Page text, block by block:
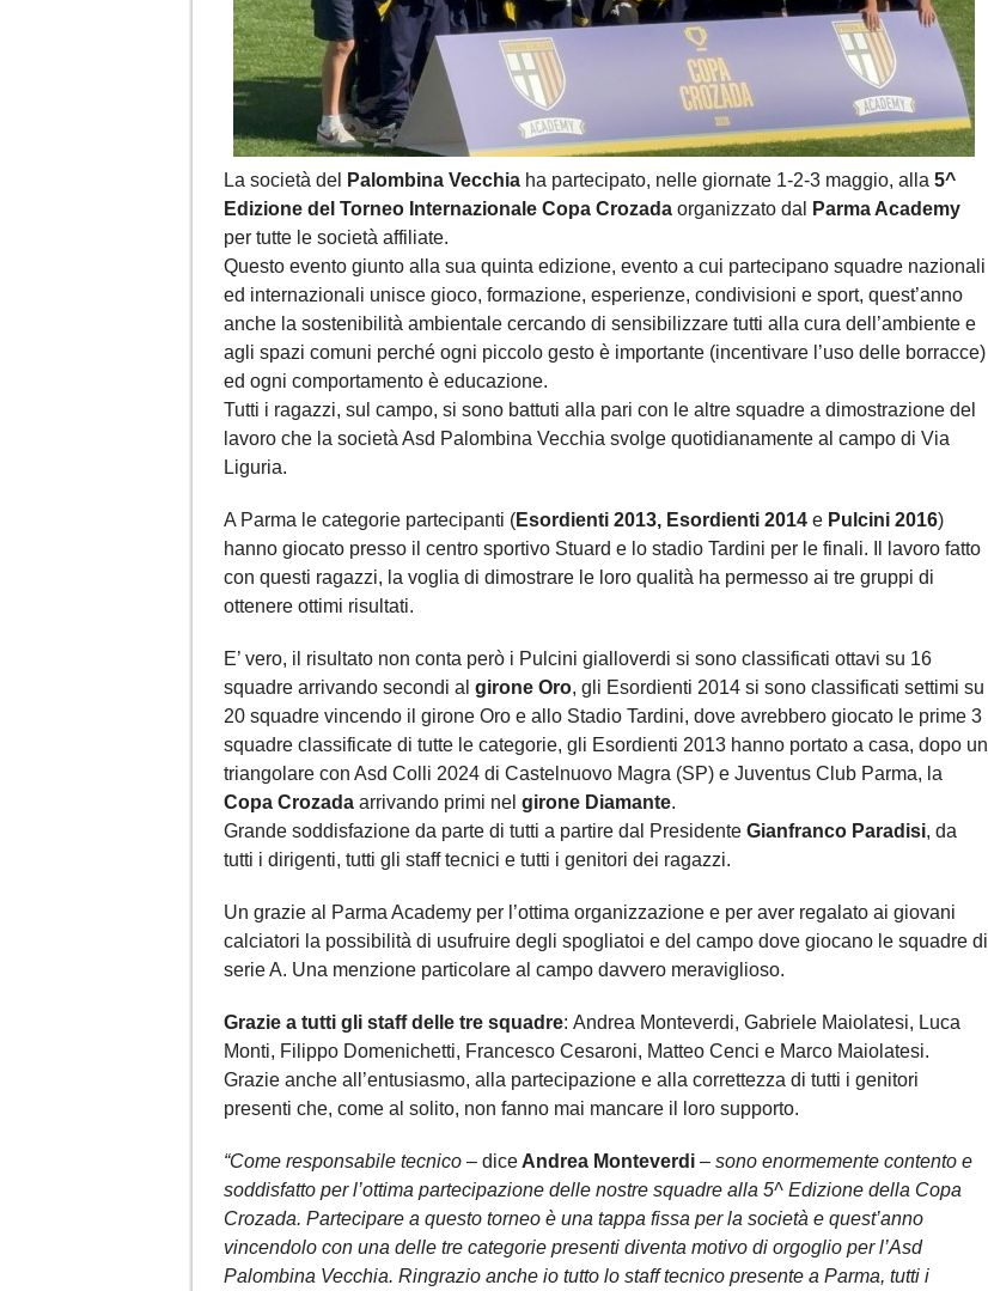
La società del Palombina Vecchia ha partecipato, nelle giornate 1-2-3 maggio, alla 5^
Edizione del Torneo Internazionale Copa Crozada organizzato dal
Parma Academy
per tutte le società affiliate.
Questo evento giunto alla sua quinta edizione, evento a cui partecipano squadre nazionali
ed internazionali unisce gioco, formazione, esperienze, condivisioni e sport, quest’anno
anche la sostenibilità ambientale cercando di sensibilizzare tutti alla cura dell’ambiente e
agli spazi comuni perché ogni piccolo gesto è importante (incentivare l’uso delle borracce)
ed ogni comportamento è educazione.
Tutti i ragazzi, sul campo, si sono battuti alla pari con le altre squadre a dimostrazione del
lavoro che la società Asd Palombina Vecchia svolge quotidianamente al campo di Via
Liguria.
A Parma le categorie partecipanti (Esordienti 2013, Esordienti 2014 e Pulcini 2016)
hanno giocato presso il centro sportivo Stuard e lo stadio Tardini per le finali. Il lavoro fatto
con questi ragazzi, la voglia di dimostrare le loro qualità ha permesso ai tre gruppi di
ottenere ottimi risultati.
E’ vero, il risultato non conta però i Pulcini gialloverdi si sono classificati ottavi su 16
squadre arrivando secondi al girone Oro, gli Esordienti 2014 si sono classificati settimi su
20 squadre vincendo il girone Oro e allo Stadio Tardini, dove avrebbero giocato le prime 3
squadre classificate di tutte le categorie, gli Esordienti 2013 hanno portato a casa, dopo un
triangolare con Asd Colli 2024 di Castelnuovo Magra (SP) e Juventus Club Parma, la
Copa Crozada arrivando primi nel girone Diamante.
Grande soddisfazione da parte di tutti a partire dal Presidente Gianfranco Paradisi, da
tutti i dirigenti, tutti gli staff tecnici e tutti i genitori dei ragazzi.
Un grazie al Parma Academy per l’ottima organizzazione e per aver regalato ai giovani
calciatori la possibilità di usufruire degli spogliatoi e del campo dove giocano le squadre di
serie A. Una menzione particolare al campo davvero meraviglioso.
Grazie a tutti gli staff delle tre squadre: Andrea Monteverdi, Gabriele Maiolatesi, Luca
Monti, Filippo Domenichetti, Francesco Cesaroni, Matteo Cenci e Marco Maiolatesi.
Grazie anche all’entusiasmo, alla partecipazione e alla correttezza di tutti i genitori
presenti che, come al solito, non fanno mai mancare il loro supporto.
“Come responsabile tecnico – dice Andrea Monteverdi – sono enormemente contento e
soddisfatto per l’ottima partecipazione delle nostre squadre alla 5^ Edizione della Copa
Crozada. Partecipare a questo torneo è una tappa fissa per la società e quest’anno
vincendolo con una delle tre categorie presenti diventa motivo di orgoglio per l’Asd
Palombina Vecchia. Ringrazio anche io tutto lo staff tecnico presente a Parma, tutti i